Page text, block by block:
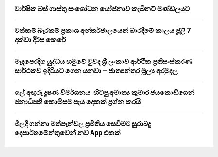
r
වාර්ෂික බස් ගාස්තු සංශෝධන යෝජනාව කැබිනට් මණ්ඩලයට
වත්කම් බැරකම් ප්‍රකාශ අන්තර්ජාලයෙන් බාරදීමේ කාලය ජූලි 7
දක්වා දීර්ඝ කෙරේ
මැදපෙරදිග යුද්ධය හමුවේ වුවද ශ්‍රී ලංකාව ආර්ථික ප්‍රතිසංස්කරණ
සාර්ථකව ඉදිරියට ගෙන යනවා – ජාත්‍යන්තර මූල්‍ය අරමුදල
ගල් අඟුරු දූෂණ විමර්ශනය: හිටපු අමාත්‍ය කුමාර ජයකොඩිගෙන්
ජනාධිපති කොමිසම පැය දෙකක් ප්‍රශ්න කරයි
මිලදී ගන්නා මත්පැන්වල ප්‍රමිතිය සෙවීමට සුරාබදු
දෙපාර්තමේන්තුවෙන් නව App එකක්